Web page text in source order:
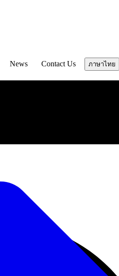
News Contact Us ภาษาไทย